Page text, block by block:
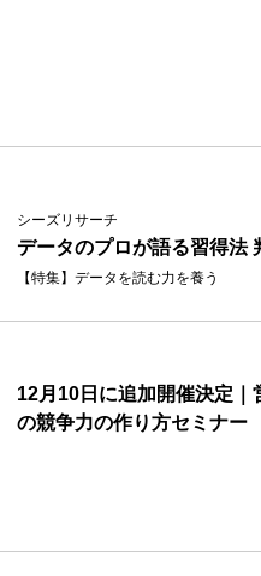
シーズリサーチ
データのプロが語る習得法
【特集】データを読む力を養う
12月10日に追加開催決定
の競争力の作り方セミナー